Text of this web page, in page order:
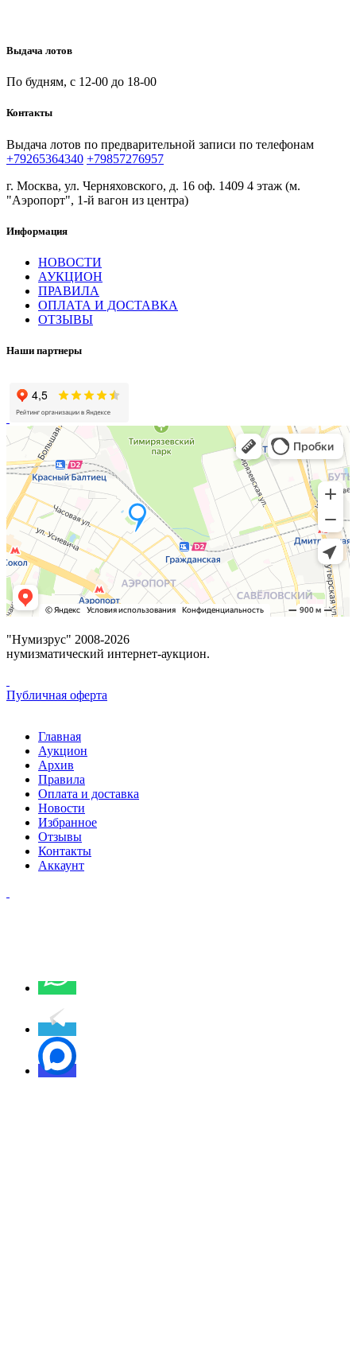
Выдача лотов
По будням, с 12-00 до 18-00
Контакты
Выдача лотов по предварительной записи по телефонам
+79265364340 +79857276957
г. Москва, ул. Черняховского, д. 16 оф. 1409 4 этаж (м.
"Аэропорт", 1-й вагон из центра)
Информация
НОВОСТИ
АУКЦИОН
ПРАВИЛА
ОПЛАТА И ДОСТАВКА
ОТЗЫВЫ
Наши партнеры
"Нумизрус" 2008-2026
нумизматический интернет-аукцион.
Публичная оферта
Главная
Аукцион
Архив
Правила
Оплата и доставка
Новости
Избранное
Отзывы
Контакты
Аккаунт